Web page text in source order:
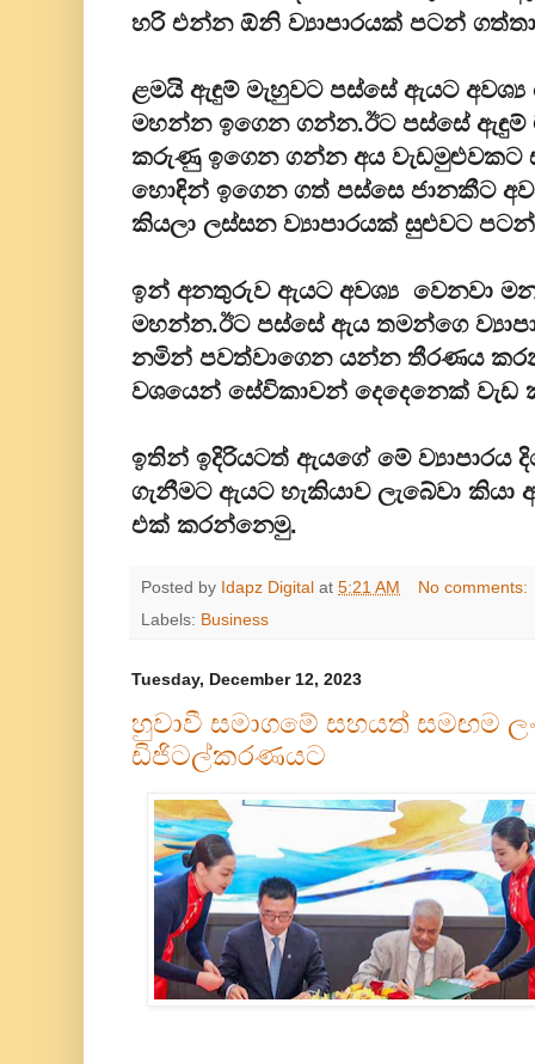
හරි එන්න ඕනි ව්‍යාපාරයක් පටන්
ළමයි ඇඳුම් මැහුවට පස්සේ ඇයට අවශ්‍ය
මහන්න ඉගෙන ගන්න.ඊට පස්සේ
කරුණු ඉගෙන ගන්න අය වැඩමුළුවකට
හොඳින් ඉගෙන ගත් පස්සෙ ජානකීට
කියලා ලස්සන ව්‍යාපාරයක් සුළුවට
ඉන් අනතුරුව ඇයට අවශ්‍ය වෙනවා
මහන්න.ඊට පස්සේ ඇය තමන්ගෙ
නමින් පවත්වාගෙන යන්න තීරණය
වශයෙන් සේවිකාවන් දෙදෙනෙක් වැඩ
ඉතින් ඉදිරියටත් ඇයගේ මේ ව්‍යාපාරය
ගැනීමට ඇයට හැකියාව ලැබේවා කියා
එක් කරන්නෙමු.
Posted by Idapz Digital at 5:21 AM
No comments:
Labels: Business
Tuesday, December 12, 2023
හුවාවී සමාගමේ සහයත් සමඟම
ඩිජිටල්කරණයට